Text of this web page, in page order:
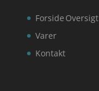
Forside
Varer
Kontakt